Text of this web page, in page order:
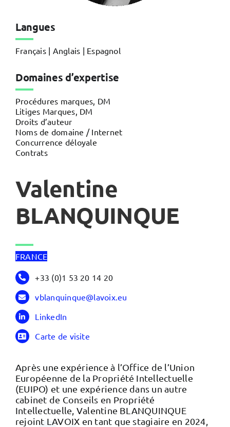
Langues
Français | Anglais | Espagnol
Domaines d’expertise
Procédures marques, DM
Litiges Marques, DM
Droits d’auteur
Noms de domaine / Internet
Concurrence déloyale
Contrats
Valentine
BLANQUINQUE
FRANCE
+33 (0)1 53 20 14 20
vblanquinque@lavoix.eu
LinkedIn
Carte de visite
Après une expérience à l’Office de l’Union
Européenne de la Propriété Intellectuelle
(EUIPO) et une expérience dans un autre
cabinet de Conseils en Propriété
Intellectuelle, Valentine BLANQUINQUE
rejoint LAVOIX en tant que stagiaire en 2024,